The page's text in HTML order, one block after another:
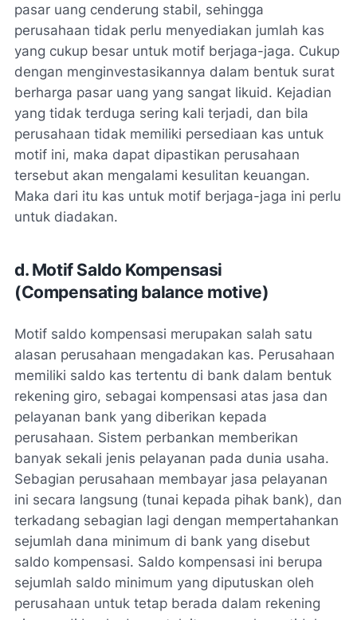
pasar uang cenderung stabil, sehingga
perusahaan tidak perlu menyediakan jumlah kas
yang cukup besar untuk motif berjaga-jaga. Cukup
dengan menginvestasikannya dalam bentuk surat
berharga pasar uang yang sangat likuid. Kejadian
yang tidak terduga sering kali terjadi, dan bila
perusahaan tidak memiliki persediaan kas untuk
motif ini, maka dapat dipastikan perusahaan
tersebut akan mengalami kesulitan keuangan.
Maka dari itu kas untuk motif berjaga-jaga ini perlu
untuk diadakan.
d. Motif Saldo Kompensasi
(Compensating balance motive)
Motif saldo kompensasi merupakan salah satu
alasan perusahaan mengadakan kas. Perusahaan
memiliki saldo kas tertentu di bank dalam bentuk
rekening giro, sebagai kompensasi atas jasa dan
pelayanan bank yang diberikan kepada
perusahaan. Sistem perbankan memberikan
banyak sekali jenis pelayanan pada dunia usaha.
Sebagian perusahaan membayar jasa pelayanan
ini secara langsung (tunai kepada pihak bank), dan
terkadang sebagian lagi dengan mempertahankan
sejumlah dana minimum di bank yang disebut
saldo kompensasi. Saldo kompensasi ini berupa
sejumlah saldo minimum yang diputuskan oleh
perusahaan untuk tetap berada dalam rekening